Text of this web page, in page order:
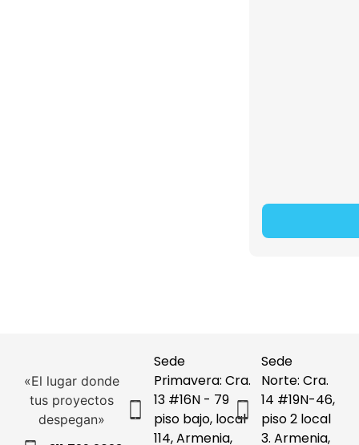
«El lugar donde
tus proyectos
despegan»
Sede
Primavera: Cra.
13 #16N - 79
piso bajo, local
114, Armenia,
Sede
Norte: Cra.
14 #19N-46,
piso 2 local
3. Armenia,